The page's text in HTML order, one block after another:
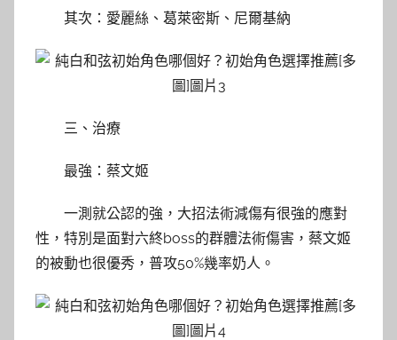
其次：愛麗絲、葛萊密斯、尼爾基納
三、治療
最強：蔡文姬
一測就公認的強，大招法術減傷有很強的應對
性，特別是面對六終boss的群體法術傷害，蔡文姬
的被動也很優秀，普攻50%幾率奶人。